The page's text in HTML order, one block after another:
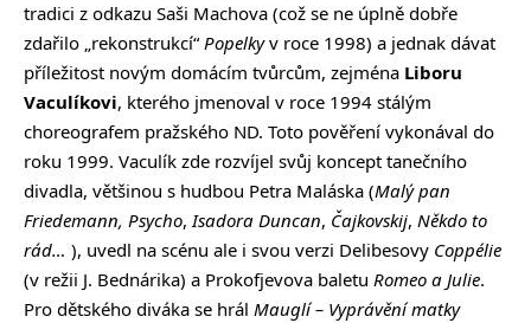
tradici z odkazu Saši Machova (což se ne úplně dobře
zdařilo „rekonstrukcí“ Popelkyv roce 1998) a jednak dávat
příležitost novým domácím tvůrcům, zejména Liboru
Vaculíkovi, kterého jmenoval v roce 1994 stálým
choreografem pražského ND. Toto pověření vykonával do
roku 1999. Vaculík zde rozvíjel svůj koncept tanečního
divadla, většinou s hudbou Petra Maláska (Malý pan
Friedemann, Psycho,Isadora Duncan, Čajkovskij, Někdo to
rád… ), uvedl na scénu ale i svou verzi Delibesovy Coppélie
(v režii J. Bednárika) a Prokofjevova baletu Romeo a Julie.
Pro dětského diváka se hrál Mauglí – Vyprávění matky